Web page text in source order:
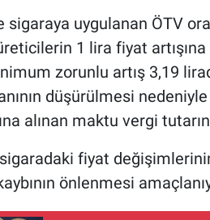
sigaraya uygulanan ÖTV
1 lira fiyat
zorunlu artış 3,19
düşürülmesi
alınan maktu vergi
fiyat
önlenmesi